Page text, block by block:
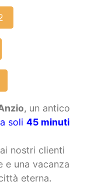
, un antico
a soli 45 minuti
nostri clienti
e una vacanza
eterna.